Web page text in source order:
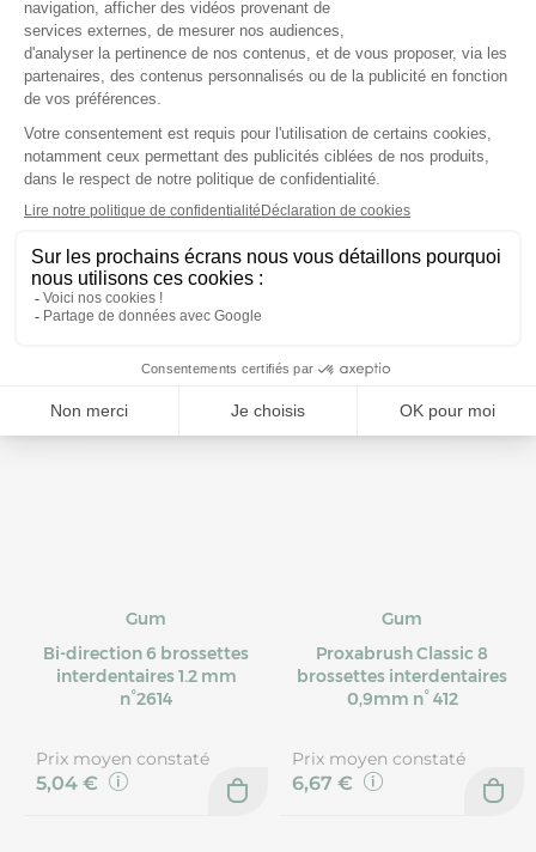
Bi-direction 6 brossettes
interdentaires 0.7 mm
Prix moyen constaté
4,82 €
Sunstar Travel Soft 158
brosse à dents voyage
Prix moyen constaté
Gum
Bi-direction 6 brossettes
interdentaires 1.2 mm
n°2614
Prix moyen constaté
5,04 €
Gum
Proxabrush Classic 8
brossettes interdentaires
0,9mm n° 412
Prix moyen constaté
6,67 €